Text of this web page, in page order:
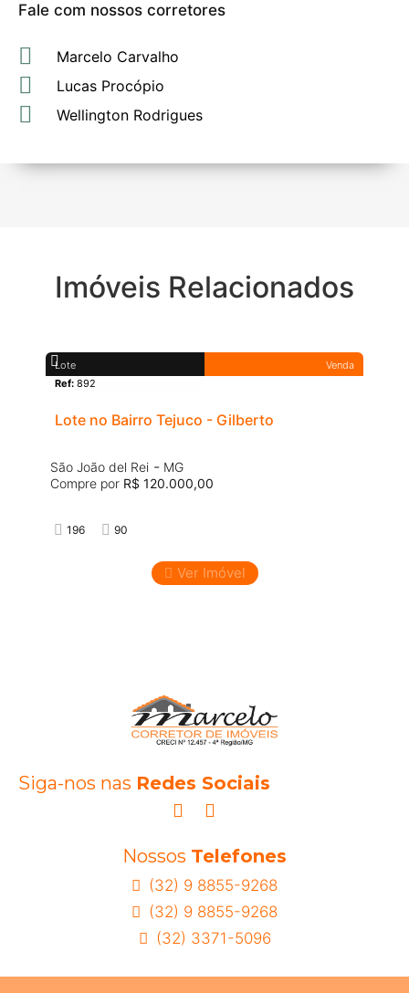
Fale com nossos corretores
Marcelo Carvalho
Lucas Procópio
Wellington Rodrigues
Imóveis Relacionados
Venda
Lote
Ref: 892
Lote no Bairro Tejuco - Gilberto
São João del Rei - MG
Compre por R$ 120.000,00
196 90
Ver Imóvel
Siga-nos nas Redes Sociais
Nossos Telefones
(32) 9 8855-9268
(32) 9 8855-9268
(32) 3371-5096